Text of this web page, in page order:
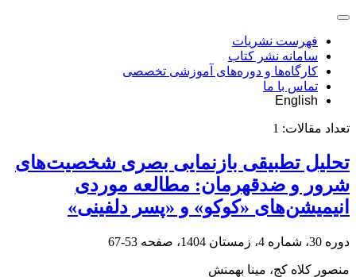
فهرست نشریات
سامانه نشر کتاب
کارگاه‌ها و دوره‌های آموزشی تخصصی
تماس با ما
English
تعداد مقالات: 1
تحلیل تطبیقی بازنمایی بصری شخصیت‌های
شرور و ضدقهرمان: مطالعه موردی
انیمیشن‌های «کوکو» و «پسر دلفینی»
دوره 30، شماره 4، زمستان 1404، صفحه 53-67
منصور کلاه کج، مینا بهمنش